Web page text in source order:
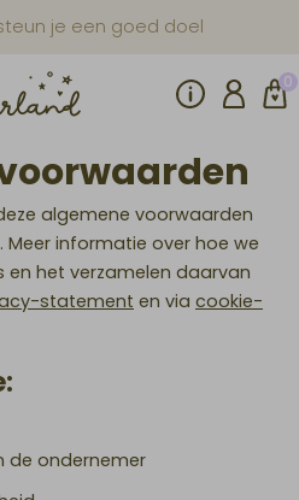
je een goed doel
0
algemene voorwaarden
. Meer informatie over hoe we
het verzamelen daarvan
statement en via cookie-
de ondernemer